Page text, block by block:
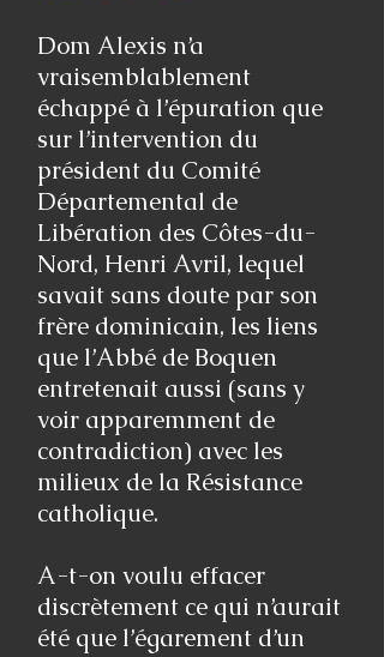
Dom Alexis n’a
vraisemblablement
échappé à l’épuration que
sur l’intervention du
président du Comité
Départemental de
Libération des Côtes-du-
Nord, Henri Avril, lequel
savait sans doute par son
frère dominicain, les liens
que l’Abbé de Boquen
entretenait aussi (sans y
voir apparemment de
contradiction) avec les
milieux de la Résistance
catholique.
A-t-on voulu effacer
discrètement ce qui n’aurait
été que l’égarement d’un